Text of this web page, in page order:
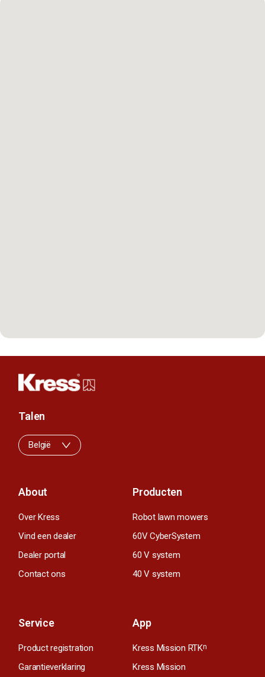
About
Over Kress
Vind een dealer
Dealer portal
Contact ons
Producten
Robot lawn mowers
60V CyberSystem
60 V system
40 V system
Service
Product registration
Garantieverklaring
App
Kress Mission RTKn
Kress Mission
Talen
België